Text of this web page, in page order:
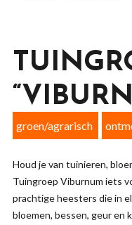
groen/agrarisch
Houd je van tuinieren,
Tuingroep Viburnum iets
prachtige heesters die in
bloemen, bessen, geur en